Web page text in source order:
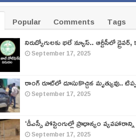
Popular Comments
Tags
నిరుద్యోగులకు భలే న్యూస్.. ఆర్టీసీలో
September 17, 2025
రాంగ్ రూట్‌లో దూసుకొచ్చిన మృత్యువు..
September 17, 2025
‘డీఎస్సీ పోస్టింగుల్లో ప్రాధాన్యం
September 17, 2025